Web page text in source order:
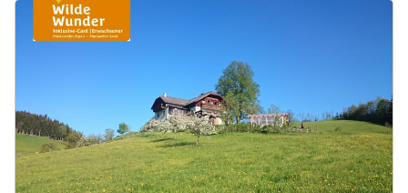
Urlaub am Bauernhof: Bio Bauernhof Kurzeck